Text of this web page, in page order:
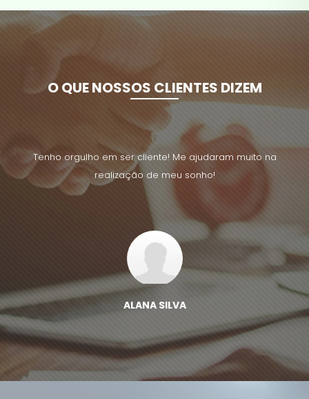
O QUE NOSSOS CLIENTES DIZEM
Tenho orgulho em ser cliente! Me ajudaram muito na
realização de meu sonho!
ALANA SILVA